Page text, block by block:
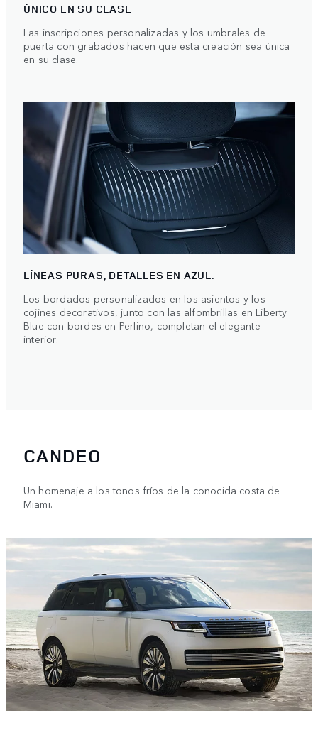
ÚNICO EN SU CLASE
Las inscripciones personalizadas y los umbrales de
puerta con grabados hacen que esta creación sea única
en su clase.
LÍNEAS PURAS, DETALLES EN AZUL.
Los bordados personalizados en los asientos y los
cojines decorativos, junto con las alfombrillas en Liberty
Blue con bordes en Perlino, completan el elegante
interior.
CANDEO
Un homenaje a los tonos fríos de la conocida costa de
Miami.